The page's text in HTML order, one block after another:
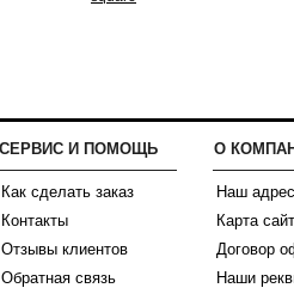
СЕРВИС И ПОМОЩЬ
Как сделать заказ
Контакты
Отзывы клиентов
Обратная связь
О
Наш адрес
Карта
Договор
Наши